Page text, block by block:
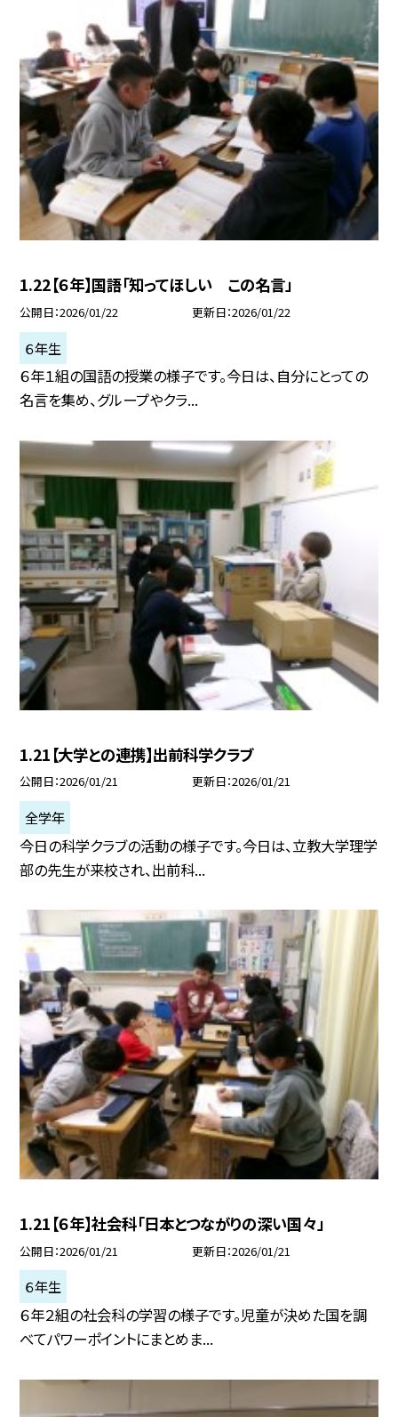
1.22【６年】国語「知ってほしい この名言」
公開日 2026/01/22 更新日 2026/01/22
６年生
６年１組の国語の授業の様子です。今日は、自分にとっての
名言を集め、グループやクラ...
1.21【大学との連携】出前科学クラブ
公開日 2026/01/21 更新日 2026/01/21
全学年
今日の科学クラブの活動の様子です。今日は、立教大学理学
部の先生が来校され、出前科...
1.21【６年】社会科「日本とつながりの深い国々」
公開日 2026/01/21 更新日 2026/01/21
６年生
６年２組の社会科の学習の様子です。児童が決めた国を調
べてパワーポイントにまとめま...